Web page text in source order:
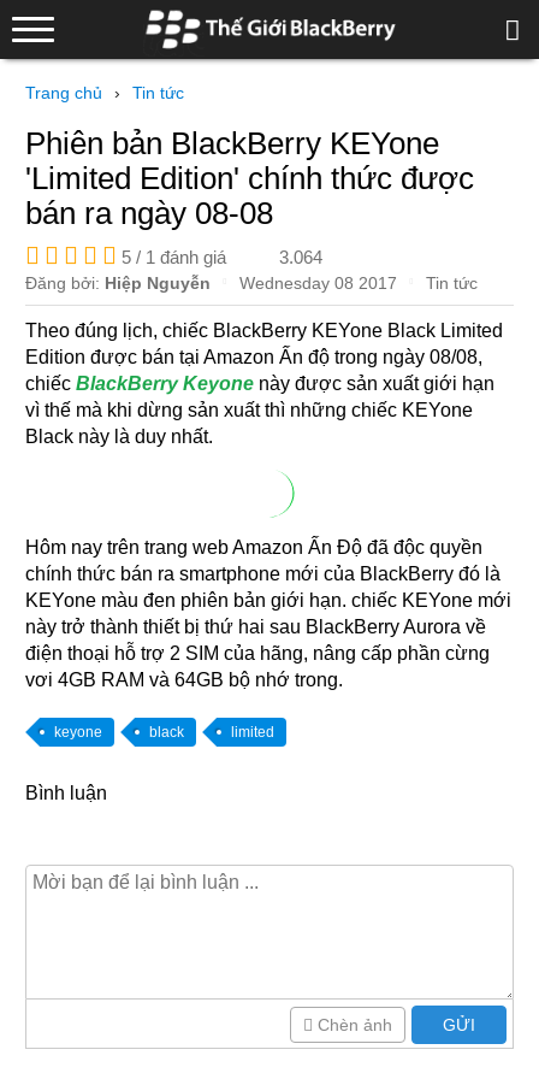
Trang chủ › Tin tức
Phiên bản BlackBerry KEYone
'Limited Edition' chính thức được
bán ra ngày 08-08
5 / 1 đánh giá 3.064
Đăng bởi: Hiệp Nguyễn Wednesday 08 2017 Tin tức
Theo đúng lịch, chiếc BlackBerry KEYone Black Limited
Edition được bán tại Amazon Ấn độ trong ngày 08/08,
chiếcBlackBerry Keyone này được sản xuất giới hạn
vì thế mà khi dừng sản xuất thì những chiếc KEYone
Black này là duy nhất.
Hôm nay trên trang web Amazon Ấn Độ đã độc quyền
chính thức bán ra smartphone mới của BlackBerry đó là
KEYone màu đen phiên bản giới hạn. chiếc KEYone mới
này trở thành thiết bị thứ hai sau BlackBerry Aurora về
điện thoại hỗ trợ 2 SIM của hãng, nâng cấp phần cừng
vơi 4GB RAM và 64GB bộ nhớ trong.
keyone black limited
Bình luận
GỬI
Chèn ảnh